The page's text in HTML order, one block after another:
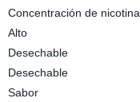
Concentración de nicotina
Alto
Desechable
Desechable
Sabor